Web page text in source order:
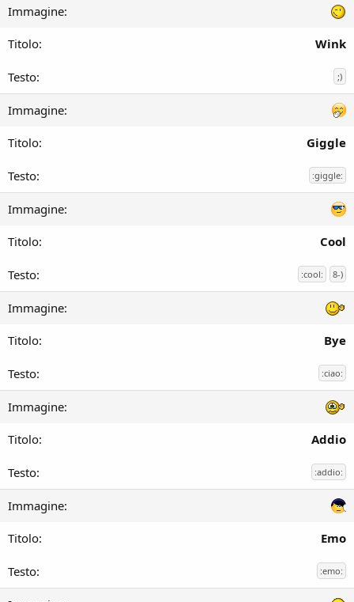
Wink
;)
Giggle
:giggle:
Cool
:cool: 8-)
Bye
:ciao:
Addio
:addio:
Emo
:emo: